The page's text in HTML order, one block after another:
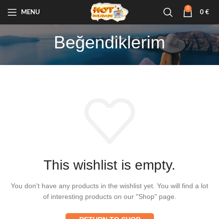
MENU
0
0€
Beğendiklerim
This wishlist is empty.
You don't have any products in the wishlist yet. You will find a lot
of interesting products on our "Shop" page.